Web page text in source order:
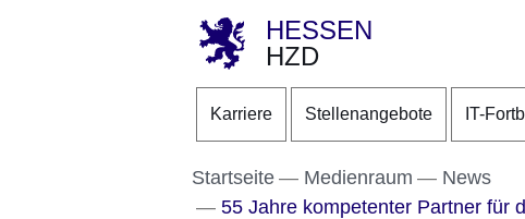
Direkt zum Kopf der Seite
Direkt zum Inhalt
Direkt zum Fuß der Seite
HESSEN
HZD
Karriere Stellenangebote IT-
Startseite Medienraum
News
55 Jahre kompetenter Partner für